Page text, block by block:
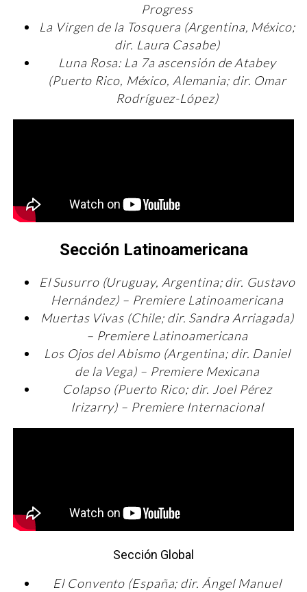
Progress
La Virgen de la Tosquera (Argentina, México;
dir. Laura Casabe)
Luna Rosa: La 7a ascensión de Atabey
(Puerto Rico, México, Alemania; dir. Omar
Rodríguez-López)
Sección Latinoamericana
El Susurro (Uruguay, Argentina; dir. Gustavo
Hernández) – Premiere Latinoamericana
Muertas Vivas (Chile; dir. Sandra Arriagada)
– Premiere Latinoamericana
Los Ojos del Abismo (Argentina; dir. Daniel
de la Vega) – Premiere Mexicana
Colapso (Puerto Rico; dir. Joel Pérez
Irizarry) – Premiere Internacional
Sección Global
El Convento (España; dir. Ángel Manuel